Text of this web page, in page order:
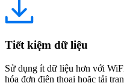
Tiết kiệm dữ liệu
Sử dụng ít dữ liệu hơn với
hóa đơn điện thoại hoặc tải